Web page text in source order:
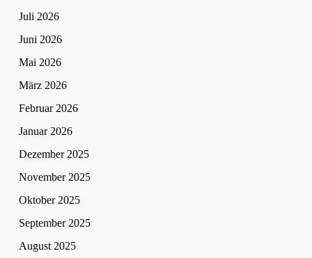
Juli 2026
Juni 2026
Mai 2026
März 2026
Februar 2026
Januar 2026
Dezember 2025
November 2025
Oktober 2025
September 2025
August 2025